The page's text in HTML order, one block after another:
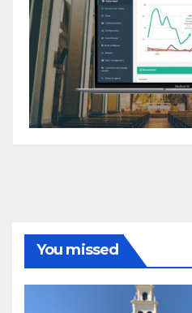
You missed